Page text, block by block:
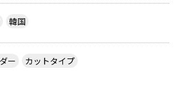
層 15% もありえますね 【質問】 （１）卓
フォア面に近い所に 厚い接着層を入れ
たのでしょうか？
韓国
ー カットタイプ